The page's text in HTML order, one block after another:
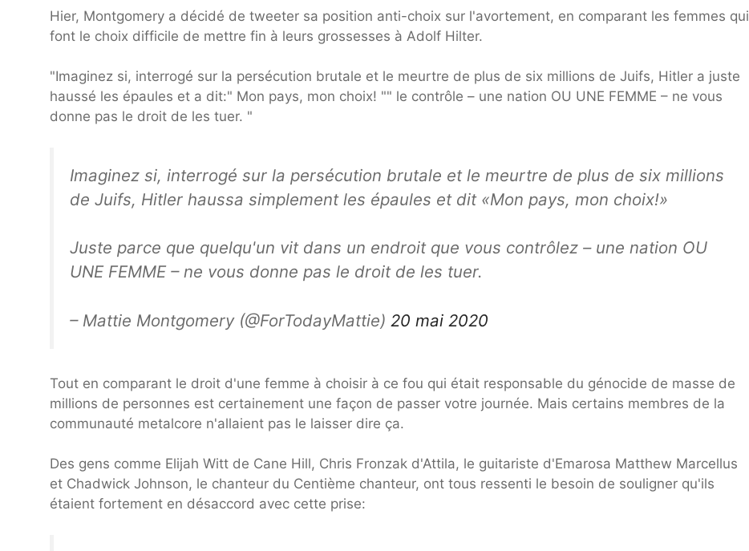
Hier, Montgomery a décidé de tweeter sa position anti-choix sur l'avortement, en comparant les femmes qui
font le choix difficile de mettre fin à leurs grossesses à Adolf Hilter.
"Imaginez si, interrogé sur la persécution brutale et le meurtre de plus de six millions de Juifs, Hitler a juste
haussé les épaules et a dit:" Mon pays, mon choix! "" le contrôle – une nation OU UNE FEMME – ne vous
donne pas le droit de les tuer. "
Imaginez si, interrogé sur la persécution brutale et le meurtre de plus de six millions
de Juifs, Hitler haussa simplement les épaules et dit «Mon pays, mon choix!»
Juste parce que quelqu'un vit dans un endroit que vous contrôlez – une nation OU
UNE FEMME – ne vous donne pas le droit de les tuer.
– Mattie Montgomery (@ForTodayMattie) 20 mai 2020
Tout en comparant le droit d'une femme à choisir à ce fou qui était responsable du génocide de masse de
millions de personnes est certainement une façon de passer votre journée. Mais certains membres de la
communauté metalcore n'allaient pas le laisser dire ça.
Des gens comme Elijah Witt de Cane Hill, Chris Fronzak d'Attila, le guitariste d'Emarosa Matthew Marcellus
et Chadwick Johnson, le chanteur du Centième chanteur, ont tous ressenti le besoin de souligner qu'ils
étaient fortement en désaccord avec cette prise: